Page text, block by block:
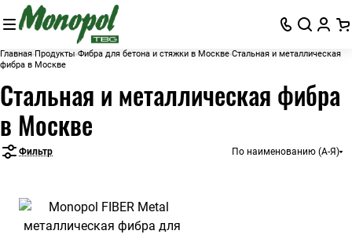
Главная Продукты Фибра для бетона и стяжки в Москве Стальная и металлическая
фибра в Москве
Стальная и металлическая фибра
в Москве
Фильтр По наименованию (А-Я)